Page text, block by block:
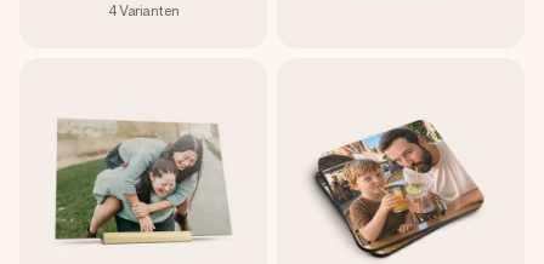
4Varianten